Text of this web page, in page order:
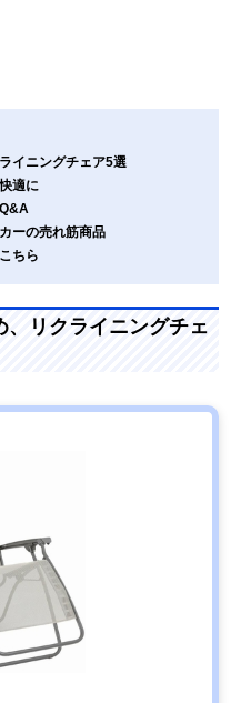
イニングチェア5選
適に
ーの売れ筋商品
ちら
、リクライニングチェ